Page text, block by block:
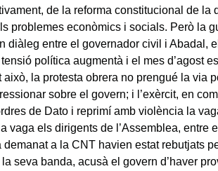
de la reforma constitucional de la
problemes econòmics i socials. Però la
diàleg entre el governador civil i Abadal,
política augmentà i el mes d’agost
la protesta obrera no prengué la via
sobre el govern; i l’exèrcit, en
de Dato i reprimí amb violència la
vaga els dirigents de l’Assemblea, entre
a la CNT havien estat rebutjats
seva banda, acusà el govern d’haver